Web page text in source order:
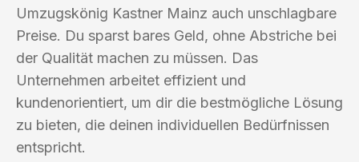
Umzugskönig Kastner Mainz auch unschlagbare
Preise. Du sparst bares Geld, ohne Abstriche bei
der Qualität machen zu müssen. Das
Unternehmen arbeitet effizient und
kundenorientiert, um dir die bestmögliche Lösung
zu bieten, die deinen individuellen Bedürfnissen
entspricht.